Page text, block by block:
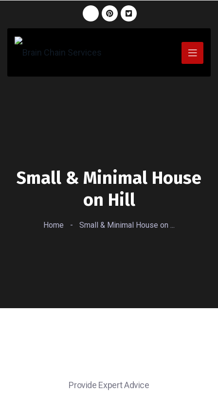
Small & Minimal House
on Hill
Home - Small & Minimal House on ...
Provide Expert Advice